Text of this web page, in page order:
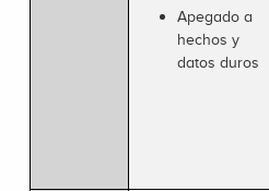
Apegado a
hechos y
datos duros